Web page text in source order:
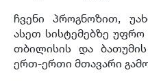
ჩვენი პროგნოზით,
ასეთ სისტემებზე
თბილისის და
ერთ-ერთი მთავარი